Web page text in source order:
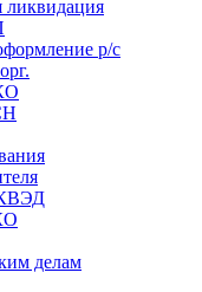
ликвидация
р/с
делам